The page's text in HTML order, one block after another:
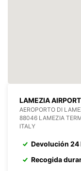
LAMEZIA AIRPORT
AEROPORTO DI
88046 LAMEZIA
ITALY
Devolución 24
Recogida